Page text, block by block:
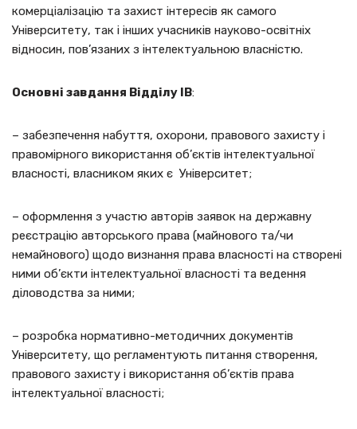
комерціалізацію та захист інтересів як самого
Університету, так і інших учасників науково-освітніх
відносин, пов’язаних з інтелектуальною власністю.
Основні завдання Відділу ІВ:
– забезпечення набуття, охорони, правового захисту і
правомірного використання об’єктів інтелектуальної
власності, власником яких є Університет;
– оформлення з участю авторів заявок на державну
реєстрацію авторського права (майнового та/чи
немайнового) щодо визнання права власності на створені
ними об’єкти інтелектуальної власності та ведення
діловодства за ними;
– розробка нормативно-методичних документів
Університету, що регламентують питання створення,
правового захисту і використання об’єктів права
інтелектуальної власності;